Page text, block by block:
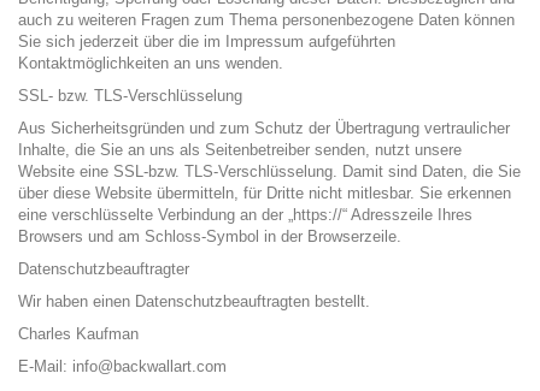
auch zu weiteren Fragen zum Thema personenbezogene Daten können
Sie sich jederzeit über die im Impressum aufgeführten
Kontaktmöglichkeiten an uns wenden.
SSL- bzw. TLS-Verschlüsselung
Aus Sicherheitsgründen und zum Schutz der Übertragung vertraulicher
Inhalte, die Sie an uns als Seitenbetreiber senden, nutzt unsere
Website eine SSL-bzw. TLS-Verschlüsselung. Damit sind Daten, die Sie
über diese Website übermitteln, für Dritte nicht mitlesbar. Sie erkennen
eine verschlüsselte Verbindung an der „https://“ Adresszeile Ihres
Browsers und am Schloss-Symbol in der Browserzeile.
Datenschutzbeauftragter
Wir haben einen Datenschutzbeauftragten bestellt.
Charles Kaufman
E-Mail: info@backwallart.com